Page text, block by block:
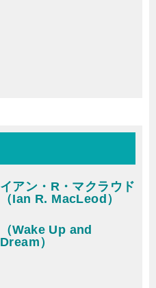
イアン・R・マクラウド
（Ian R. MacLeod）
（Wake Up and
Dream）